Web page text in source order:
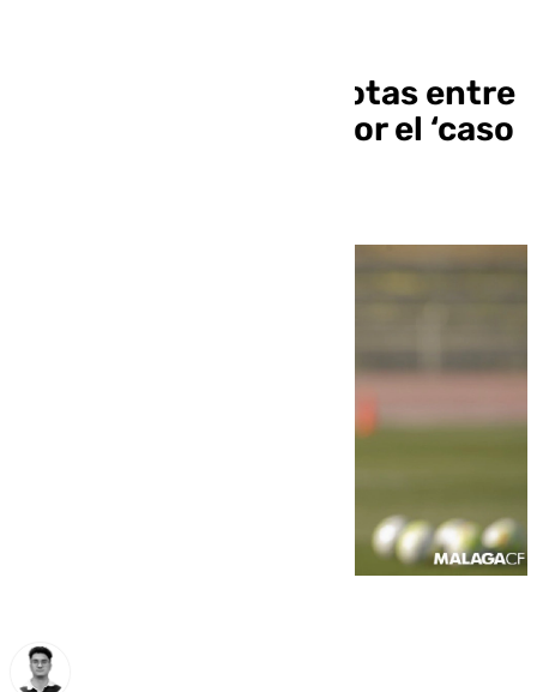
Negociaciones casi rotas entre
el Málaga y el Braga por el ‘caso